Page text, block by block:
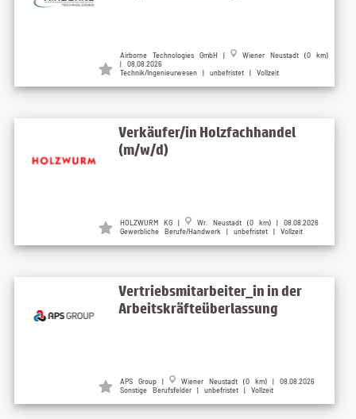
Airborne Technologies GmbH |
Wiener Neustadt (0 km)
| 08.08.2026
Technik/Ingenieurwesen | unbefristet | Vollzeit
Verkäufer/in Holzfachhandel
(m/w/d)
HOLZWURM KG |
Wr. Neustadt (0 km) | 08.08.2026
Gewerbliche Berufe/Handwerk | unbefristet | Vollzeit
Vertriebsmitarbeiter_in in der
Arbeitskräfteüberlassung
APS Group |
Wiener Neustadt (0 km) | 08.08.2026
Sonstige Berufsfelder | unbefristet | Vollzeit